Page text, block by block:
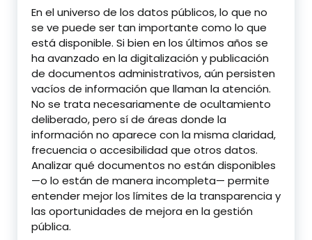
En el universo de los datos públicos, lo que no
se ve puede ser tan importante como lo que
está disponible. Si bien en los últimos años se
ha avanzado en la digitalización y publicación
de documentos administrativos, aún persisten
vacíos de información que llaman la atención.
No se trata necesariamente de ocultamiento
deliberado, pero sí de áreas donde la
información no aparece con la misma claridad,
frecuencia o accesibilidad que otros datos.
Analizar qué documentos no están disponibles
—o lo están de manera incompleta— permite
entender mejor los límites de la transparencia y
las oportunidades de mejora en la gestión
pública.